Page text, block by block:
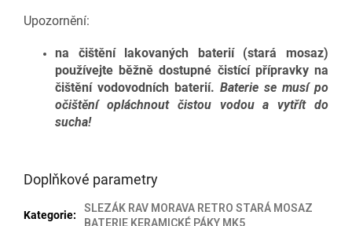
Upozornění:
na čištění lakovaných baterií (stará mosaz)
používejte běžně dostupné čistící přípravky na
čištění vodovodních baterií. Baterie se musí po
očištění opláchnout čistou vodou a vytřít do
sucha!
Doplňkové parametry
Kategorie:
SLEZÁK RAV MORAVA RETRO STARÁ MOSAZ
BATERIE KERAMICKÉ PÁKY MK5